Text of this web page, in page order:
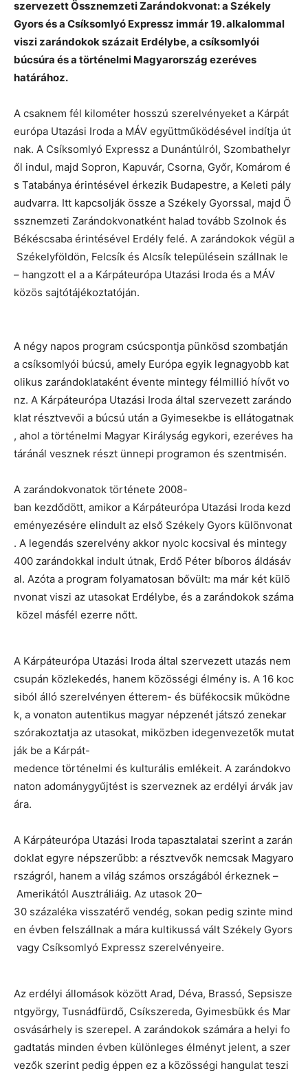
szervezett Össznemzeti Zarándokvonat: a Székely
Gyors és a Csíksomlyó Expressz immár 19. alkalommal
viszi zarándokok százait Erdélybe, a csíksomlyói
búcsúra és a történelmi Magyarország ezeréves
határához.
A csaknem fél kilométer hosszú szerelvényeket a Kárpát
európa Utazási Iroda a MÁV együttműködésével indítja út
nak. A Csíksomlyó Expressz a Dunántúlról, Szombathelyr
ől indul, majd Sopron, Kapuvár, Csorna, Győr, Komárom é
s Tatabánya érintésével érkezik Budapestre, a Keleti pály
audvarra. Itt kapcsolják össze a Székely Gyorssal, majd Ö
ssznemzeti Zarándokvonatként halad tovább Szolnok és
Békéscsaba érintésével Erdély felé. A zarándokok végül a
Székelyföldön, Felcsík és Alcsík településein szállnak le
– hangzott el a a Kárpáteurópa Utazási Iroda és a MÁV
közös sajtótájékoztatóján.
A négy napos program csúcspontja pünkösd szombatján
a csíksomlyói búcsú, amely Európa egyik legnagyobb kat
olikus zarándoklataként évente mintegy félmillió hívőt vo
nz. A Kárpáteurópa Utazási Iroda által szervezett zarándo
klat résztvevői a búcsú után a Gyimesekbe is ellátogatnak
, ahol a történelmi Magyar Királyság egykori, ezeréves ha
táránál vesznek részt ünnepi programon és szentmisén.
A zarándokvonatok története 2008-
ban kezdődött, amikor a Kárpáteurópa Utazási Iroda kezd
eményezésére elindult az első Székely Gyors különvonat
. A legendás szerelvény akkor nyolc kocsival és mintegy
400 zarándokkal indult útnak, Erdő Péter bíboros áldásáv
al. Azóta a program folyamatosan bővült: ma már két külö
nvonat viszi az utasokat Erdélybe, és a zarándokok száma
közel másfél ezerre nőtt.
A Kárpáteurópa Utazási Iroda által szervezett utazás nem
csupán közlekedés, hanem közösségi élmény is. A 16 koc
siból álló szerelvényen étterem- és büfékocsik működne
k, a vonaton autentikus magyar népzenét játszó zenekar
szórakoztatja az utasokat, miközben idegenvezetők mutat
ják be a Kárpát-
medence történelmi és kulturális emlékeit. A zarándokvo
naton adománygyűjtést is szerveznek az erdélyi árvák jav
ára.
A Kárpáteurópa Utazási Iroda tapasztalatai szerint a zarán
doklat egyre népszerűbb: a résztvevők nemcsak Magyaro
rszágról, hanem a világ számos országából érkeznek –
Amerikától Ausztráliáig. Az utasok 20–
30 százaléka visszatérő vendég, sokan pedig szinte mind
en évben felszállnak a mára kultikussá vált Székely Gyors
vagy Csíksomlyó Expressz szerelvényeire.
Az erdélyi állomások között Arad, Déva, Brassó, Sepsisze
ntgyörgy, Tusnádfürdő, Csíkszereda, Gyimesbükk és Mar
osvásárhely is szerepel. A zarándokok számára a helyi fo
gadtatás minden évben különleges élményt jelent, a szer
vezők szerint pedig éppen ez a közösségi hangulat teszi